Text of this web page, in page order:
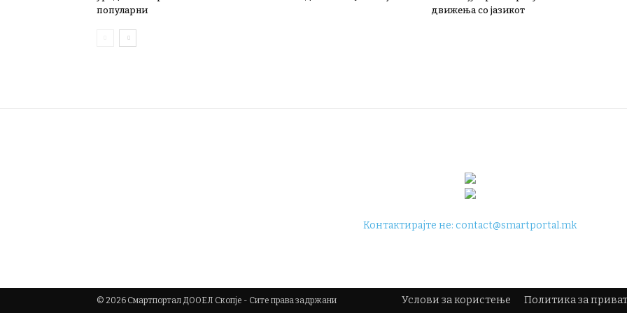
популарни
движења со јазикот
Контактирајте не:contact@smartportal.mk
Услови за користење Политика за
© 2026 Смартпортал ДООЕЛ Скопје - Сите права задржани